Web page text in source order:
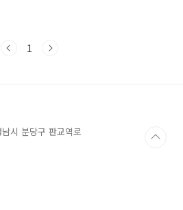
문가 : 야생에서의 건축, 그림, 도트, 책
: 야생에서의 건축, 그림, 도트,책 집필
1
시 분당구 판교역로